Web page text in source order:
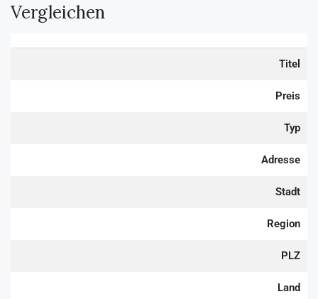
Vergleichen
Titel
Preis
Typ
Adresse
Stadt
Region
PLZ
Land